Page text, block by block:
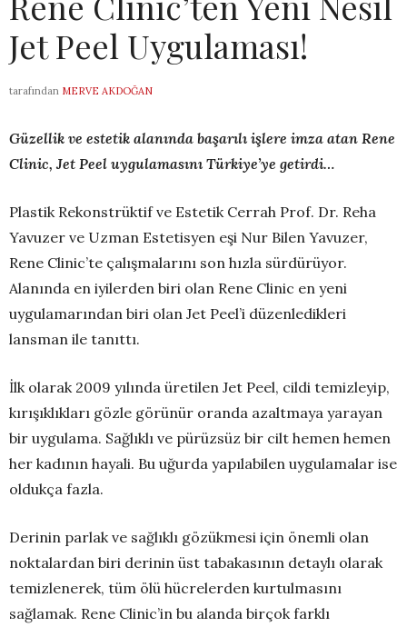
Jet Peel Uygulaması!
tarafından MERVE AKDOĞAN
Güzellik ve estetik alanında başarılı işlere imza atan Rene
Clinic, Jet Peel uygulamasını Türkiye’ye getirdi…
Plastik Rekonstrüktif ve Estetik Cerrah Prof. Dr. Reha
Yavuzer ve Uzman Estetisyen eşi Nur Bilen Yavuzer,
Rene Clinic’te çalışmalarını son hızla sürdürüyor.
Alanında en iyilerden biri olan Rene Clinic en yeni
uygulamarından biri olan Jet Peel’i düzenledikleri
lansman ile tanıttı.
İlk olarak 2009 yılında üretilen Jet Peel, cildi temizleyip,
kırışıklıkları gözle görünür oranda azaltmaya yarayan
bir uygulama. Sağlıklı ve pürüzsüz bir cilt hemen hemen
her kadının hayali. Bu uğurda yapılabilen uygulamalar ise
oldukça fazla.
Derinin parlak ve sağlıklı gözükmesi için önemli olan
noktalardan biri derinin üst tabakasının detaylı olarak
temizlenerek, tüm ölü hücrelerden kurtulmasını
sağlamak. Rene Clinic’in bu alanda birçok farklı